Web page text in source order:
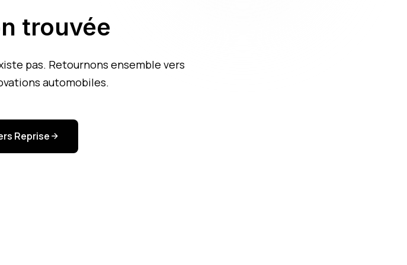
trouvée
pas. Retournons ensemble vers
automobiles.
Reprise